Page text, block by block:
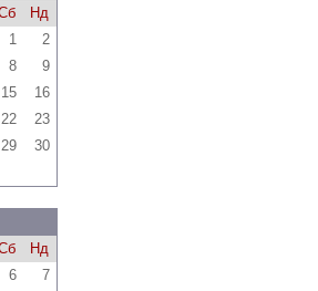
Нд
1
2
8
9
15
16
22
23
29 30
Нд
6
7